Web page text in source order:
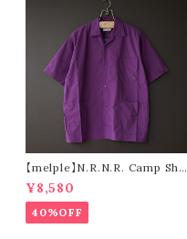
【melple】N.R.N.R. Camp Shir
t (purple)
¥8,580
40%OFF